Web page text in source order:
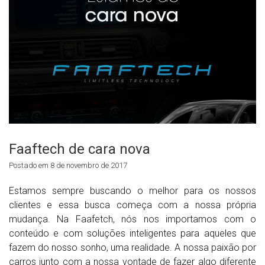
Faaftech de cara nova
Postado em 8 de novembro de 2017
Estamos sempre buscando o melhor para os nossos
clientes e essa busca começa com a nossa própria
mudança. Na Faafetch, nós nos importamos com o
conteúdo e com soluções inteligentes para aqueles que
fazem do nosso sonho, uma realidade. A nossa paixão por
carros junto com a nossa vontade de fazer algo diferente